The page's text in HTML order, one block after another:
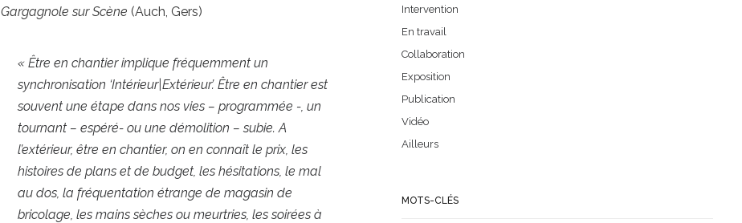
Gargagnole sur Scène (Auch, Gers)
« Être en chantier implique fréquemment un
synchronisation ‘Intérieur|Extérieur’. Être en chantier est
souvent une étape dans nos vies – programmée -, un
tournant – espéré- ou une démolition – subie. A
l’extérieur, être en chantier, on en connaît le prix, les
histoires de plans et de budget, les hésitations, le mal
au dos, la fréquentation étrange de magasin de
bricolage, les mains sèches ou meurtries, les soirées à
Intervention
En travail
Collaboration
Exposition
Publication
Vidéo
Ailleurs
MOTS-CLÉS